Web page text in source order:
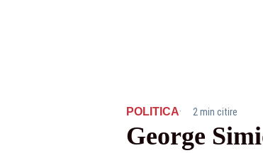
POLITICA· 2 min citire
George